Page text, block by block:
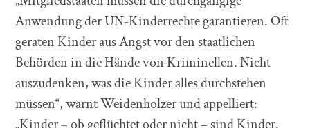
Anwendung der UN-Kinderrechte garantieren. Oft
geraten Kinder aus Angst vor den staatlichen
Behörden in die Hände von Kriminellen. Nicht
auszudenken, was die Kinder alles durchstehen
müssen“, warnt Weidenholzer und appelliert:
„Kinder – ob geflüchtet oder nicht – sind Kinder.